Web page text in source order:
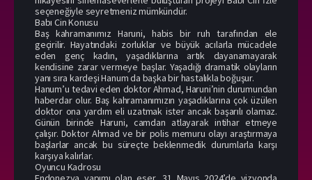
seçeneğiyle seyretmeniz mümkündür.
Babı Cin Konusu
Baş kahramanımız Haruni, habis bir ruh tarafından ele
geçirilir. Hayatındaki zorluklar ve büyük acılarla mücadele
eden genç kadın, yaşadıklarına artık dayanamayarak
kendisine zarar vermeye başlar. Yaşadığı dramatik olayların
yanı sıra kardeşi Hanum da başka bir hastalıkla boğuşur.
Hanum’u tedavi eden doktor Ahmad, Haruni’nin durumundan
haberdar olur. Baş kahramanımızın yaşadıklarına çok üzülen
doktor ona yardım eli uzatmak ister ancak başarılı olamaz.
Günün birinde Haruni, camdan atlayarak intihar etmeye
çalışır. Doktor Ahmad ve bir polis memuru olayı araştırmaya
başlarlar ancak bu süreçte beklenmedik durumlarla karşı
karşıya kalırlar.
Oyuncu Kadrosu